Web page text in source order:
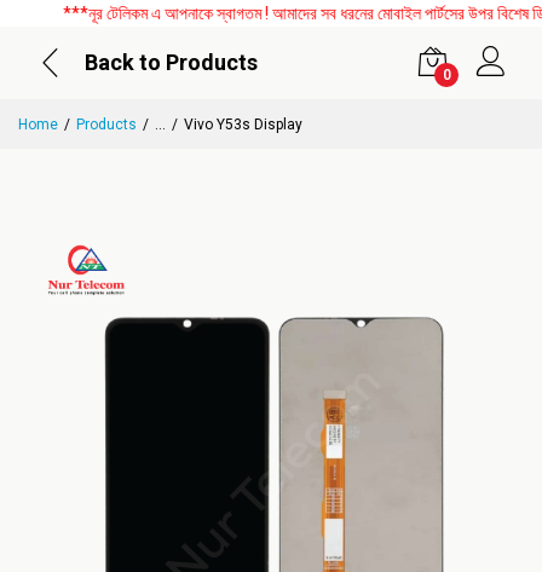
***নূর টেলিকম এ আপনাকে স্বাগতম ! আমাদের সব ধরনের মোবাইল পার্টসের উপর বিশেষ
Back to Products
0
Home Products ... Vivo Y53s Display